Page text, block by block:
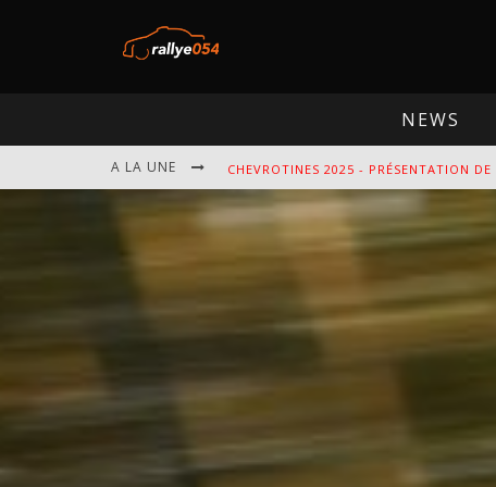
NEWS
A LA UNE CHEVROTINES 2025 - PRÉSENTATION DE
EBR 2025 - PRÉSENTATION DE L'ÉPREUVE
SPA 2025 - PRÉSENTATION DE L'ÉPREUVE